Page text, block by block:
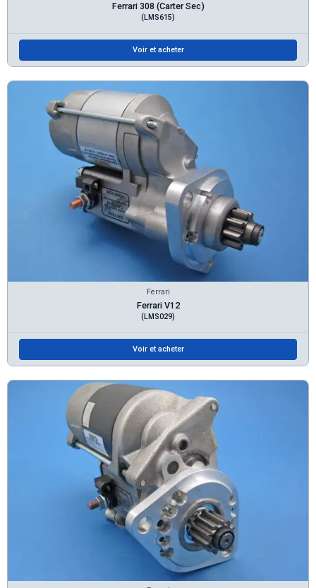
Ferrari 308 (Carter Sec)
(LMS615)
Voir et acheter
Ferrari
Ferrari V12
(LMS029)
Voir et acheter